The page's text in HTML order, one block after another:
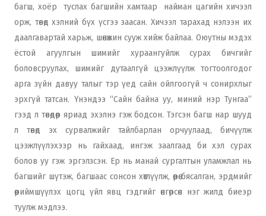
багш, хоёр туслах багшийн хамтаар найман цагийн хичээл
орж, төвөд хэлний бүх үсгээ заасан. Хичээл тарахад нэлээн их
даалгавартай харьж, шөнөжин сууж хийж байлаа. Оюутны мэдэх
ёстой агуулгын шимийг хураангуйлж сурах бичгийг
боловсруулах, шимийг дутаалгүй цээжлүүлж тогтоолгодог
арга зүйн давуу талыг тэр үед сайн ойлгоогүй ч сонирхлыг
эрхгүй татсан. Үнэндээ “Сайн байна уу, миний нэр Тунгаа”
гээд л төвөдөөр яриад эхэлнэ гэж бодсон. Тэгсэн багш нар шууд
л төвөд эх сурвалжийг тайлбарлан орчуулаад, бичүүлж
цээжлүүлэхээр нь гайхаад, ингэж заалгаад би хэл сурах
болов уу гэж эргэлзсэн. Ер нь манай сургалтын уламжлал нь
багшийг шүтэж, багшаас сонсон хөтлүүлж, өөрөө бясалган, эрдмийг
өөриймшүүлэх цогц үйл явц гэдгийг өнгөрсөн нэг жилд биеэр
туулж мэдлээ.